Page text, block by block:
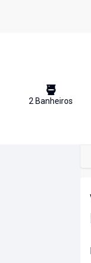
2 Banheiros